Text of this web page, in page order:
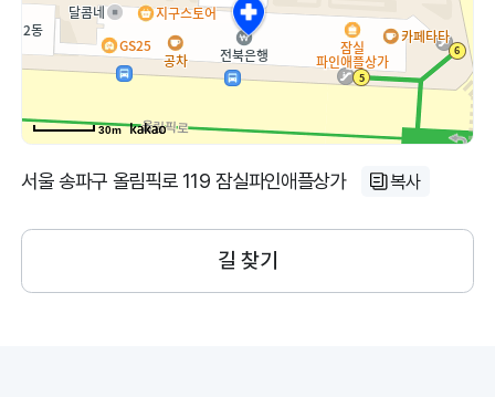
30m
서울 송파구 올림픽로 119 잠실파인애플상가 복사
길 찾기